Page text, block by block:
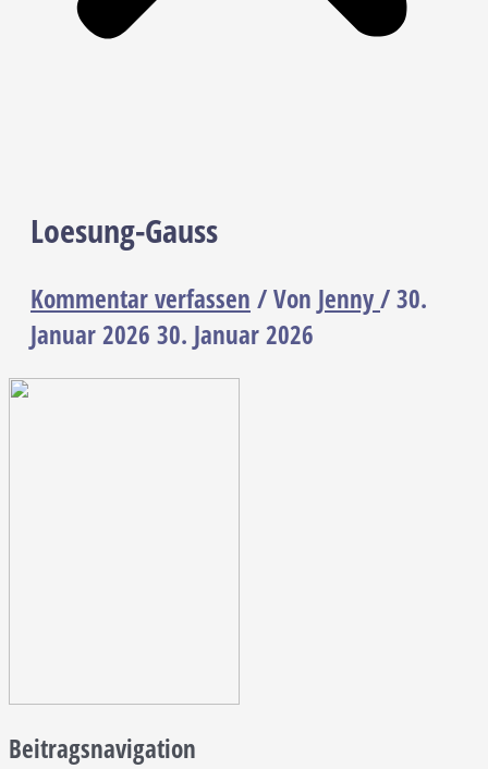
Loesung-Gauss
Kommentar verfassen / Von Jenny/30.
Januar 2026 30. Januar 2026
Beitragsnavigation